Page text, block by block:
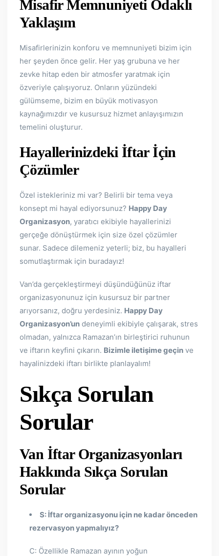
Misafir Memnuniyeti Odaklı
Yaklaşım
Misafirlerinizin konforu ve memnuniyeti bizim için
her şeyden önce gelir. Her yaş grubuna ve her
zevke hitap eden bir atmosfer yaratmak için
özveriyle çalışıyoruz. Onların yüzündeki
gülümseme, bizim en büyük motivasyon
kaynağımızdır ve kusursuz hizmet anlayışımızın
temelini oluşturur.
Hayallerinizdeki İftar İçin
Çözümler
Özel istekleriniz mi var? Belirli bir tema veya
konsept mi hayal ediyorsunuz? Happy Day
Organizasyon, yaratıcı ekibiyle hayallerinizi
gerçeğe dönüştürmek için size özel çözümler
sunar. Sadece dilemeniz yeterli; biz, bu hayalleri
somutlaştırmak için buradayız!
Van’da gerçekleştirmeyi düşündüğünüz iftar
organizasyonunuz için kusursuz bir partner
arıyorsanız, doğru yerdesiniz. Happy Day
Organizasyon’un deneyimli ekibiyle çalışarak, stres
olmadan, yalnızca Ramazan’ın birleştirici ruhunun
ve iftarın keyfini çıkarın. Bizimle iletişime geçin ve
hayalinizdeki iftarı birlikte planlayalım!
Sıkça Sorulan
Sorular
Van İftar Organizasyonları
Hakkında Sıkça Sorulan
Sorular
S: İftar organizasyonu için ne kadar önceden
rezervasyon yapmalıyız?
C: Özellikle Ramazan ayının yoğun